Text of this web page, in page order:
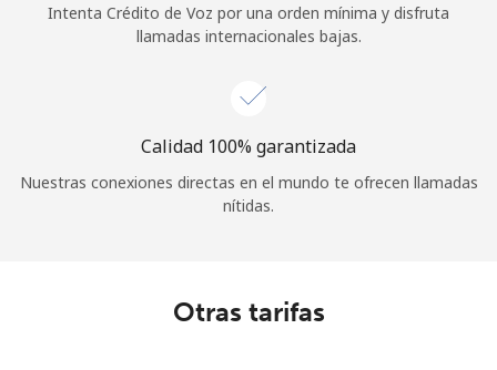
Intenta Crédito de Voz por una orden mínima y disfruta
llamadas internacionales bajas.
Calidad 100% garantizada
Nuestras conexiones directas en el mundo te ofrecen llamadas
nítidas.
Otras tarifas